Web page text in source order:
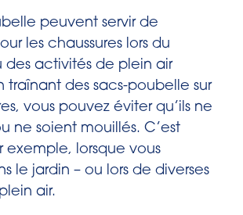
peuvent servir de
les chaussures lors du
des activités de plein air
traînant des sacs-poubelle sur
vous pouvez éviter qu’ils ne
ne soient mouillés. C’est
exemple, lorsque vous
le jardin – ou lors de diverses
air.